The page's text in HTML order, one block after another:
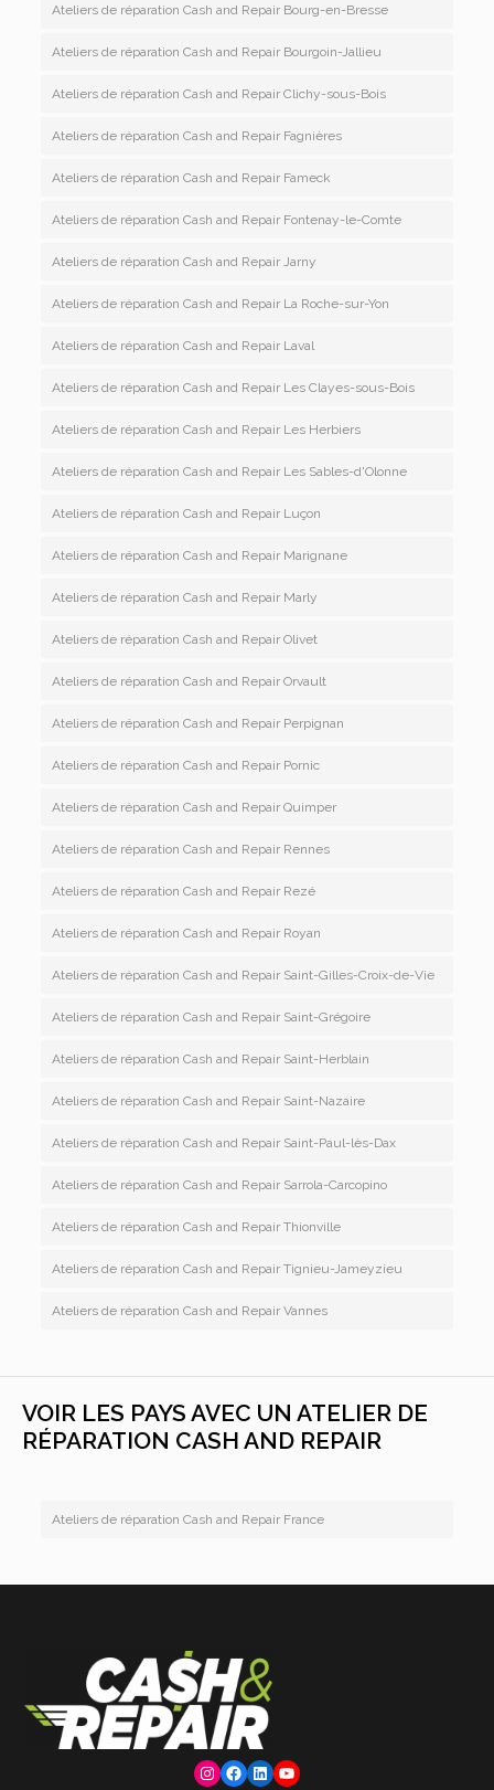
Ateliers de réparation Cash and Repair Bourg-en-Bresse
Ateliers de réparation Cash and Repair Bourgoin-Jallieu
Ateliers de réparation Cash and Repair Clichy-sous-Bois
Ateliers de réparation Cash and Repair Fagnières
Ateliers de réparation Cash and Repair Fameck
Ateliers de réparation Cash and Repair Fontenay-le-Comte
Ateliers de réparation Cash and Repair Jarny
Ateliers de réparation Cash and Repair La Roche-sur-Yon
Ateliers de réparation Cash and Repair Laval
Ateliers de réparation Cash and Repair Les Clayes-sous-Bois
Ateliers de réparation Cash and Repair Les Herbiers
Ateliers de réparation Cash and Repair Les Sables-d'Olonne
Ateliers de réparation Cash and Repair Luçon
Ateliers de réparation Cash and Repair Marignane
Ateliers de réparation Cash and Repair Marly
Ateliers de réparation Cash and Repair Olivet
Ateliers de réparation Cash and Repair Orvault
Ateliers de réparation Cash and Repair Perpignan
Ateliers de réparation Cash and Repair Pornic
Ateliers de réparation Cash and Repair Quimper
Ateliers de réparation Cash and Repair Rennes
Ateliers de réparation Cash and Repair Rezé
Ateliers de réparation Cash and Repair Royan
Ateliers de réparation Cash and Repair Saint-Gilles-Croix-de-Vie
Ateliers de réparation Cash and Repair Saint-Grégoire
Ateliers de réparation Cash and Repair Saint-Herblain
Ateliers de réparation Cash and Repair Saint-Nazaire
Ateliers de réparation Cash and Repair Saint-Paul-lès-Dax
Ateliers de réparation Cash and Repair Sarrola-Carcopino
Ateliers de réparation Cash and Repair Thionville
Ateliers de réparation Cash and Repair Tignieu-Jameyzieu
Ateliers de réparation Cash and Repair Vannes
VOIR LES PAYS AVEC UN ATELIER DE
RÉPARATION CASH AND REPAIR
Ateliers de réparation Cash and Repair France
Instagram
Facebook
LinkedInYouTube